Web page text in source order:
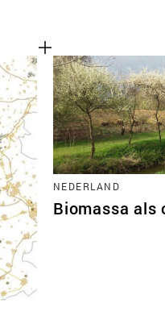
NEDERLAND
Biomassa als